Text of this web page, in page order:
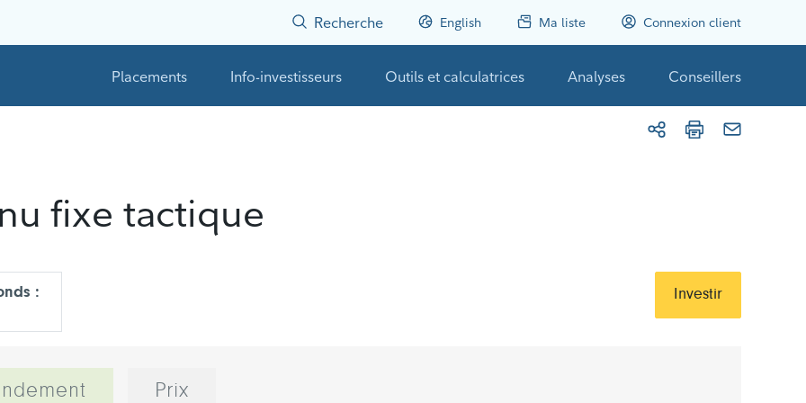
Recherche English Ma liste Connexion client
Placements Info-investisseurs Outils et calculatrices Analyses Conseillers
fixe tactique
: Investir
Prix